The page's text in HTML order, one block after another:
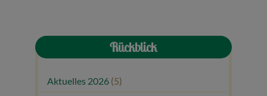
Rückblick
Aktuelles 2026 (5)